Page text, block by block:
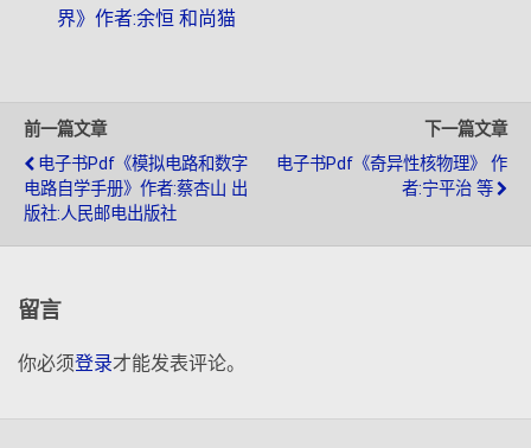
界》作者:余恒 和尚猫
前一篇文章
电子书pdf《模拟电路和数字
电路自学手册》作者:蔡杏山 出
版社:人民邮电出版社
下一篇文章
电子书pdf《奇异性核物理》 作
者:宁平治 等
留言
你必须登录才能发表评论。